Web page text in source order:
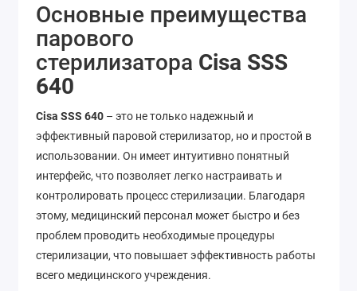
Основные преимущества
парового
стерилизатора Cisa SSS
640
Cisa SSS 640 – это не только надежный и
эффективный паровой стерилизатор, но и простой в
использовании. Он имеет интуитивно понятный
интерфейс, что позволяет легко настраивать и
контролировать процесс стерилизации. Благодаря
этому, медицинский персонал может быстро и без
проблем проводить необходимые процедуры
стерилизации, что повышает эффективность работы
всего медицинского учреждения.